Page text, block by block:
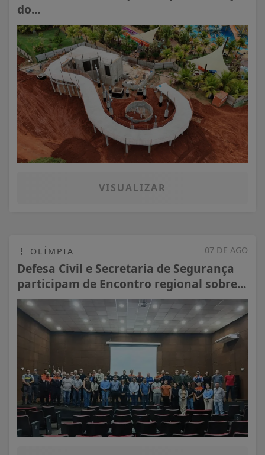
do...
VISUALIZAR
07 DE AGO
OLÍMPIA
Defesa Civil e Secretaria de Segurança
participam de Encontro regional sobre...